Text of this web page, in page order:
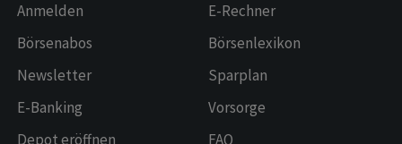
Anmelden
Börsenabos
Newsletter
E-Banking
Depot eröffnen
E-Rechner
Börsenlexikon
Sparplan
Vorsorge
FAQ